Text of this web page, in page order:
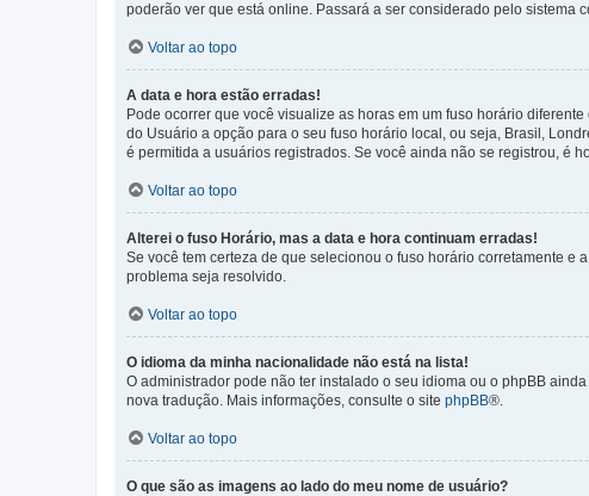
poderão ver que está online. Passará a ser considerado pelo sistema
Voltar ao topo
A data e hora estão erradas!
Pode ocorrer que você visualize as horas em um fuso horário
do Usuário a opção para o seu fuso horário local, ou seja, Brasil,
é permitida a usuários registrados. Se você ainda não se registrou, é
Voltar ao topo
Alterei o fuso Horário, mas a data e hora continuam erradas!
Se você tem certeza de que selecionou o fuso horário corretamente
problema seja resolvido.
Voltar ao topo
O idioma da minha nacionalidade não está na lista!
O administrador pode não ter instalado o seu idioma ou o phpBB
nova tradução. Mais informações, consulte o site phpBB®.
Voltar ao topo
O que são as imagens ao lado do meu nome de usuário?